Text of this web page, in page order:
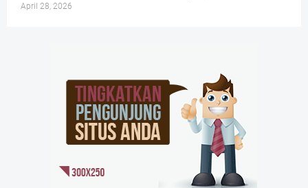
April 28, 2026